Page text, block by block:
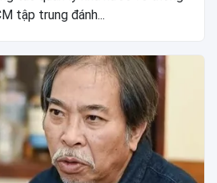
tập trung đánh...